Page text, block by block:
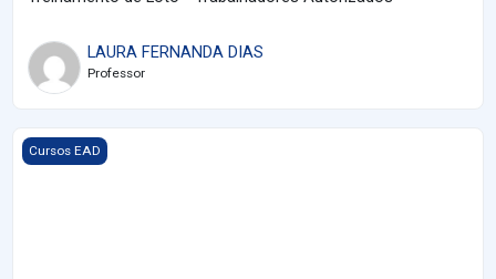
LAURA FERNANDA DIAS
Professor
Imagem do curso CURSO NR10 / SEP
Cursos EAD